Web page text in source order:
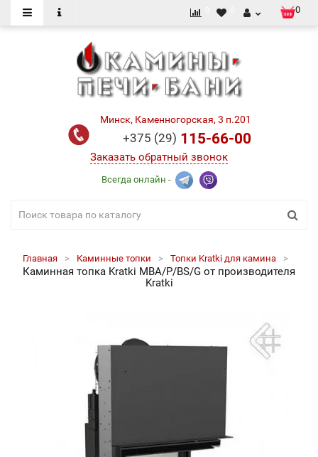
0
Минск, Каменногорская, 3 п.201
+375 (29) 115-66-00
Заказать обратный звонок
Всегда онлайн -
Главная Каминные топки Топки Kratki для камина
Каминная топка Kratki MBA/P/BS/G от производителя
Kratki